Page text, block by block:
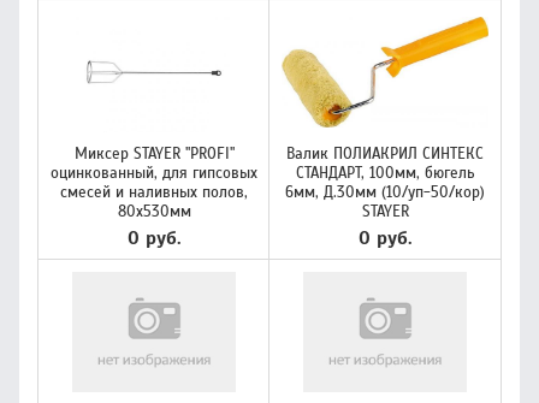
Миксер STAYER "PROFI"
оцинкованный, для гипсовых
смесей и наливных полов,
80х530мм
0 руб.
Валик ПОЛИАКРИЛ СИНТЕКС
СТАНДАРТ, 100мм, бюгель
6мм, Д.30мм (10/уп-50/кор)
STAYER
0 руб.